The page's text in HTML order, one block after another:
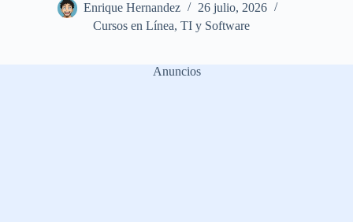
Enrique Hernandez
26 julio, 2026
Cursos en Línea, TI y Software
Anuncios